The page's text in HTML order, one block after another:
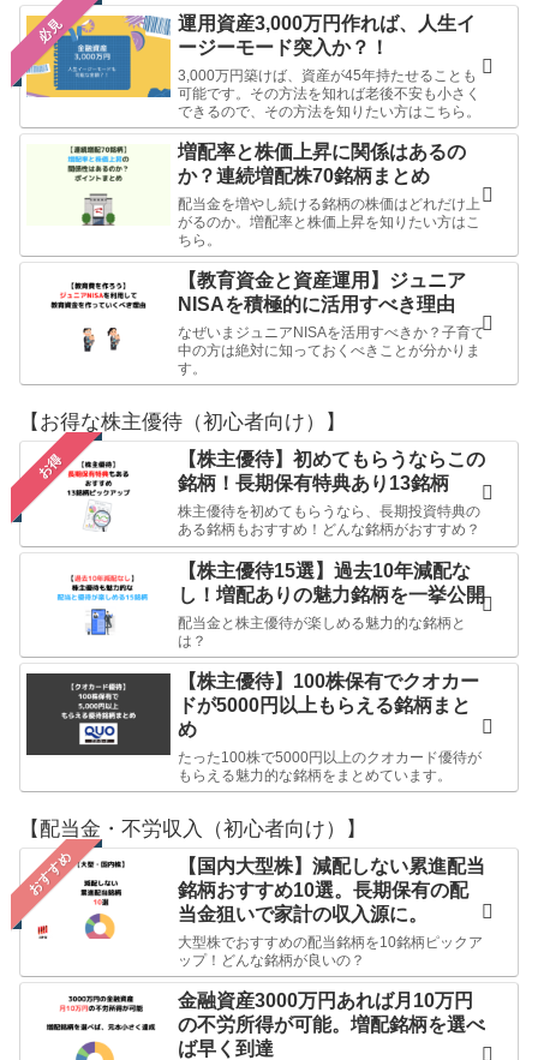
必見
運用資産3,000万円作れば、人生イ
ージーモード突入か？！
3,000万円築けば、資産が45年持たせることも
可能です。その方法を知れば老後不安も小さく
できるので、その方法を知りたい方はこちら。
増配率と株価上昇に関係はあるの
か？連続増配株70銘柄まとめ
配当金を増やし続ける銘柄の株価はどれだけ上
がるのか。増配率と株価上昇を知りたい方はこ
ちら。
【教育資金と資産運用】ジュニア
NISAを積極的に活用すべき理由
なぜいまジュニアNISAを活用すべきか？子育て
中の方は絶対に知っておくべきことが分かりま
す。
【お得な株主優待（初心者向け）】
お得
【株主優待】初めてもらうならこの
銘柄！長期保有特典あり13銘柄
株主優待を初めてもらうなら、長期投資特典の
ある銘柄もおすすめ！どんな銘柄がおすすめ？
【株主優待15選】過去10年減配な
し！増配ありの魅力銘柄を一挙公開
配当金と株主優待が楽しめる魅力的な銘柄と
は？
【株主優待】100株保有でクオカー
ドが5000円以上もらえる銘柄まと
め
たった100株で5000円以上のクオカード優待が
もらえる魅力的な銘柄をまとめています。
【配当金・不労収入（初心者向け）】
おすすめ
【国内大型株】減配しない累進配当
銘柄おすすめ10選。長期保有の配
当金狙いで家計の収入源に。
大型株でおすすめの配当銘柄を10銘柄ピックア
ップ！どんな銘柄が良いの？
金融資産3000万円あれば月10万円
の不労所得が可能。増配銘柄を選べ
ば早く到達